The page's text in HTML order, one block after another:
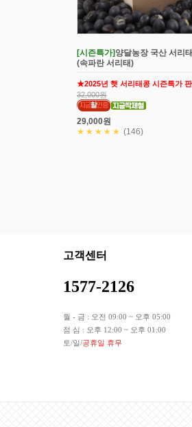
[시즌특가] 양달농장 국산 서리
(속파란 서리태)
★2025년 햇 서리태콩 시즌특가
32,000원
29,000원
★★★★★ (146)
고객센터
1577-2126
월 - 금 : 오전 09:00 ~ 오후 05:00
점 심 : 오후 12:00 ~ 오후 01:00
토/일/공휴일 휴무